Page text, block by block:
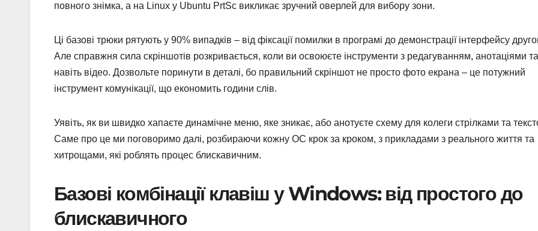
повного знімка, а на Linux у Ubuntu PrtSc викликає зручний оверлей для вибору зони.
Ці базові трюки рятують у 90% випадків – від фіксації помилки в програмі до демонстрації інтерфейсу
Але справжня сила скріншотів розкривається, коли ви освоюєте інструменти з редагуванням, анотаціями та
навіть відео. Дозвольте поринути в деталі, бо правильний скріншот не просто фото екрана – це потужний
інструмент комунікації, що економить години слів.
Уявіть, як ви швидко хапаєте динамічне меню, яке зникає, або анотуєте схему для колеги стрілками та
Саме про це ми поговоримо далі, розбираючи кожну ОС крок за кроком, з прикладами з реального життя та
хитрощами, які роблять процес блискавичним.
Базові комбінації клавіш у Windows: від простого до
блискавичного